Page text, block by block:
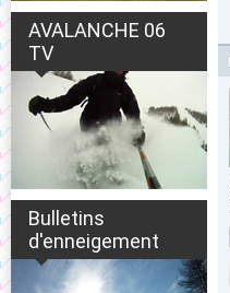
AVALANCHE 06
TV
Bulletins
d'enneigement